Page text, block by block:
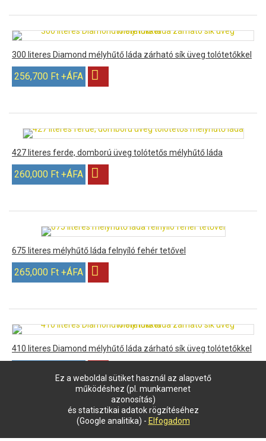
Ez a weboldal sütiket használ az alapvető
működéshez (pl. munkamenet
azonosítás)
és statisztikai adatok rögzítéséhez
(Google analitika) - Elfogadom
300 literes Diamond mélyhűtő láda zárható sík üveg tolótetőkkel
256,700 Ft +ÁFA
427 literes ferde, domború üveg tolótetős mélyhűtő láda
260,000 Ft +ÁFA
675 literes mélyhűtő láda felnyíló fehér tetővel
265,000 Ft +ÁFA
410 literes Diamond mélyhűtő láda zárható sík üveg tolótetőkkel